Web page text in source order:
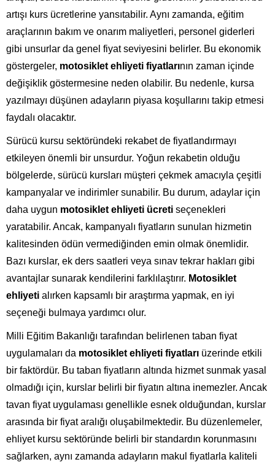
artışı kurs ücretlerine yansıtabilir. Aynı zamanda, eğitim
araçlarının bakım ve onarım maliyetleri, personel giderleri
gibi unsurlar da genel fiyat seviyesini belirler. Bu ekonomik
göstergeler, motosiklet ehliyeti fiyatlarının zaman içinde
değişiklik göstermesine neden olabilir. Bu nedenle, kursa
yazılmayı düşünen adayların piyasa koşullarını takip etmesi
faydalı olacaktır.
Sürücü kursu sektöründeki rekabet de fiyatlandırmayı
etkileyen önemli bir unsurdur. Yoğun rekabetin olduğu
bölgelerde, sürücü kursları müşteri çekmek amacıyla çeşitli
kampanyalar ve indirimler sunabilir. Bu durum, adaylar için
daha uygun motosiklet ehliyeti ücreti seçenekleri
yaratabilir. Ancak, kampanyalı fiyatların sunulan hizmetin
kalitesinden ödün vermediğinden emin olmak önemlidir.
Bazı kurslar, ek ders saatleri veya sınav tekrar hakları gibi
avantajlar sunarak kendilerini farklılaştırır. Motosiklet
ehliyeti alırken kapsamlı bir araştırma yapmak, en iyi
seçeneği bulmaya yardımcı olur.
Milli Eğitim Bakanlığı tarafından belirlenen taban fiyat
uygulamaları da motosiklet ehliyeti fiyatları üzerinde etkili
bir faktördür. Bu taban fiyatların altında hizmet sunmak yasal
olmadığı için, kurslar belirli bir fiyatın altına inemezler. Ancak
tavan fiyat uygulaması genellikle esnek olduğundan, kurslar
arasında bir fiyat aralığı oluşabilmektedir. Bu düzenlemeler,
ehliyet kursu sektöründe belirli bir standardın korunmasını
sağlarken, aynı zamanda adayların makul fiyatlarla kaliteli